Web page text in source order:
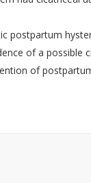
postpartum
of a possible
of
Medscape